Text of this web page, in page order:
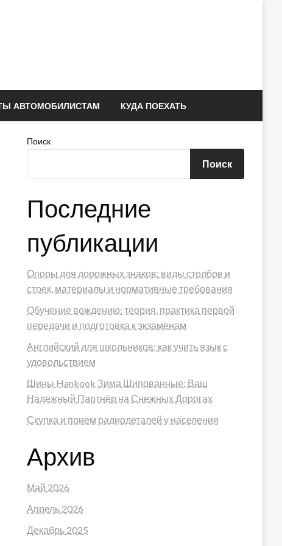
АВТОМОБИЛИСТАМ КУДА ПОЕХАТЬ
Поиск
Поиск
Последние
публикации
Опоры для дорожных знаков: виды столбов и
стоек, материалы и нормативные требования
Обучение вождению: теория, практика первой
передачи и подготовка к экзаменам
Английский для школьников: как учить язык с
удовольствием
Шины Hankook Зима Шипованные: Ваш
Надежный Партнёр на Снежных Дорогах
Скупка и прием радиодеталей у населения
Архив
Май 2026
Апрель 2026
Декабрь 2025